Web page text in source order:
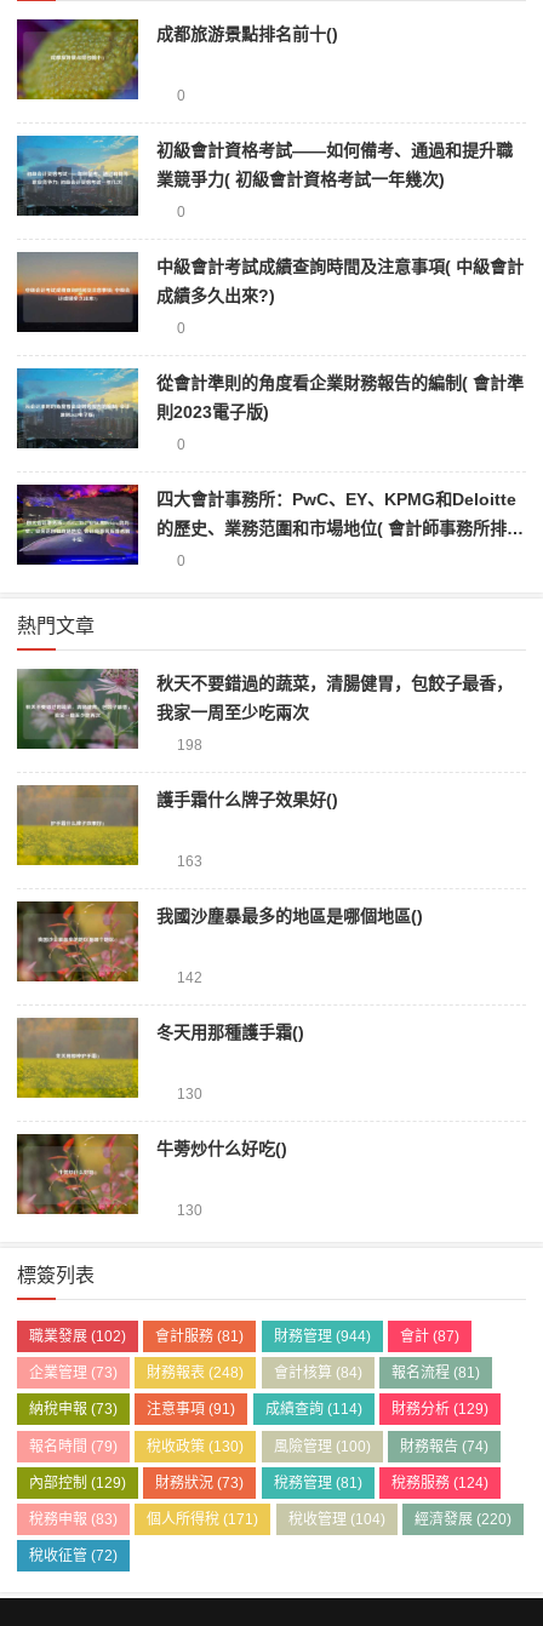
成都旅游景點排名前十()
0
初級會計資格考試——如何備考、通過和提升職
業競爭力( 初級會計資格考試一年幾次)
0
中級會計考試成績查詢時間及注意事項( 中級會計
成績多久出來?)
0
從會計準則的角度看企業財務報告的編制( 會計準
則2023電子版)
0
四大會計事務所：PwC、EY、KPMG和Deloitte
的歷史、業務范圍和市場地位( 會計師事務所排名
前十位)
0
熱門文章
秋天不要錯過的蔬菜，清腸健胃，包餃子最香，
我家一周至少吃兩次
198
護手霜什么牌子效果好()
163
我國沙塵暴最多的地區是哪個地區()
142
冬天用那種護手霜()
130
牛蒡炒什么好吃()
130
標簽列表
職業發展 (102) 會計服務 (81) 財務管理(944) 會計(87)
企業管理 (73) 財務報表 (248) 會計核算 (84) 報名流程(81)
納稅申報 (73) 注意事項 (91) 成績查詢(114) 財務分析(129)
報名時間 (79) 稅收政策 (130) 風險管理 (100) 財務報告(74)
內部控制 (129) 財務狀況 (73) 稅務管理(81) 稅務服務(124)
稅務申報 (83) 個人所得稅 (171) 稅收管理 (104) 經濟發展(220)
稅收征管 (72)